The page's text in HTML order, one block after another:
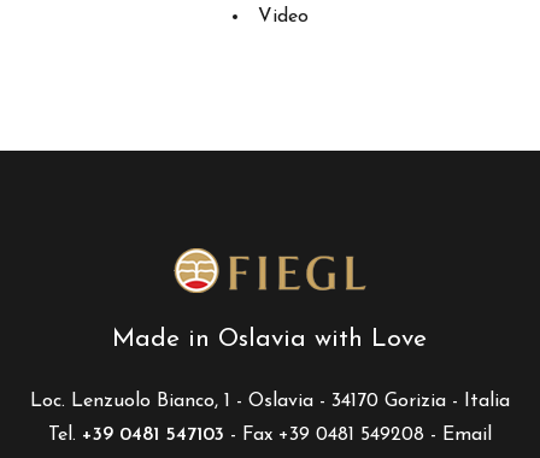
Video
Made in Oslavia with Love
Loc. Lenzuolo Bianco, 1 - Oslavia - 34170 Gorizia - Italia
Tel. +39 0481 547103 - Fax +39 0481 549208 - Email